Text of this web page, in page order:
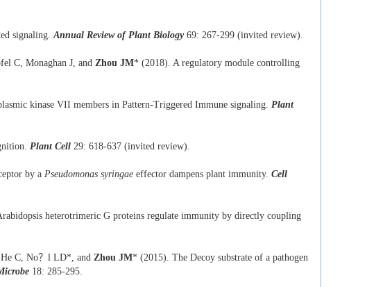
signaling.Annual Review of Plant Biology 69: 267-299 (invited review).
C, Monaghan J, and Zhou JM* (2018). A regulatory module controlling
kinase VII members in Pattern-Triggered Immune signaling. Plant
Plant Cell 29: 618-637 (invited review).
by a Pseudomonas syringae effector dampens plant immunity. Cell
heterotrimeric G proteins regulate immunity by directly coupling
C, No？l LD*, and Zhou JM* (2015). The Decoy substrate of a pathogen
18: 285-295.